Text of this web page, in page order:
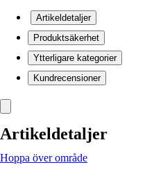
Artikeldetaljer
Produktsäkerhet
Ytterligare kategorier
Kundrecensioner
Artikeldetaljer
Hoppa över område